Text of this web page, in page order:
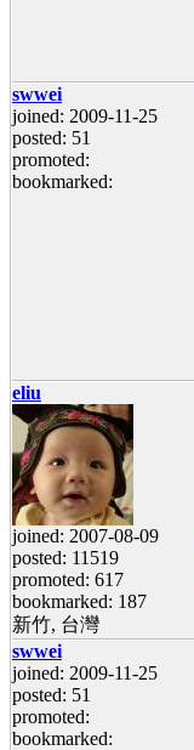
swwei
joined: 2009-11-25
posted: 51
promoted:
bookmarked:
eliu
joined: 2007-08-09
posted: 11519
promoted: 617
bookmarked: 187
新竹, 台灣
swwei
joined: 2009-11-25
posted: 51
promoted:
bookmarked: